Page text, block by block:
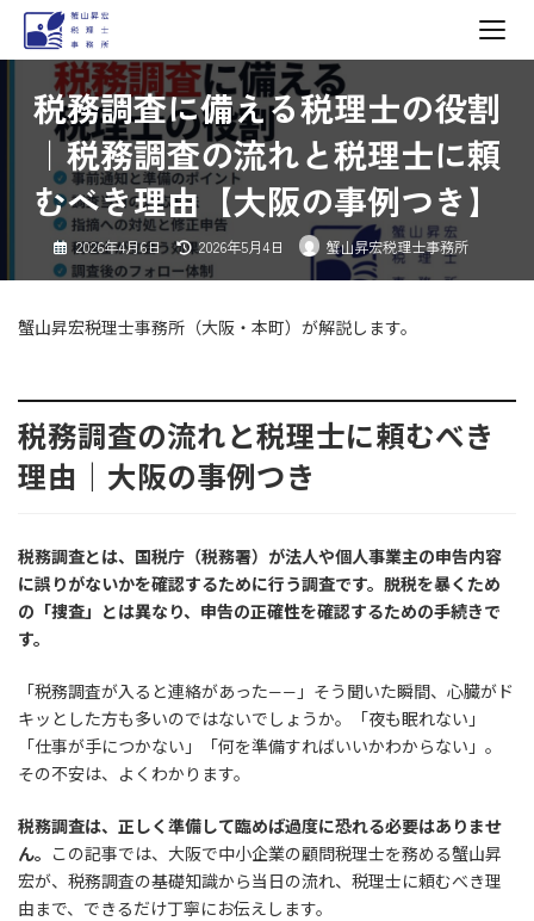
キ
に
税務調査に備える税理士の役割
｜税務調査の流れと税理士に頼
むべき理由【大阪の事例つき】
2026年4月6日 最
終
更
新
:
2026年5月4日 蟹山昇宏税理士事務所
蟹山昇宏税理士事務所（大阪・本町）が解説します。
税務調査の流れと税理士に頼むべき
理由｜大阪の事例つき
税務調査とは、国税庁（税務署）が法人や個人事業主の申告内容
に誤りがないかを確認するために行う調査です。脱税を暴くため
の「捜査」とは異なり、申告の正確性を確認するための手続きで
す。
「税務調査が入ると連絡があった——」そう聞いた瞬間、心臓がド
キッとした方も多いのではないでしょうか。「夜も眠れない」
「仕事が手につかない」「何を準備すればいいかわからない」。
その不安は、よくわかります。
税務調査は、正しく準備して臨めば過度に恐れる必要はありませ
ん。
この記事では、大阪で中小企業の顧問税理士を務める蟹山昇
宏が、税務調査の基礎知識から当日の流れ、税理士に頼むべき理
由まで、できるだけ丁寧にお伝えします。